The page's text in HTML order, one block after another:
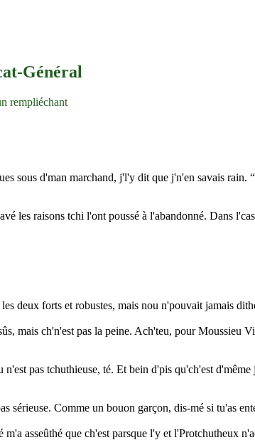
Général
rempliéchant
sous d'man marchand, j'l'y dit que j'n'en savais rain.
les raisons tchi l'ont poussé à l'abandonné. Dans
deux forts et robustes, mais nou n'pouvait jamais
mais ch'n'est pas la peine. Ach'teu, pour Moussieu
pas tchuthieuse, té. Et bein d'pis qu'ch'est
Comme un bouon garçon, dis-mé si tu'as
asseûthé que ch'est parsque l'y et l'Protchutheux